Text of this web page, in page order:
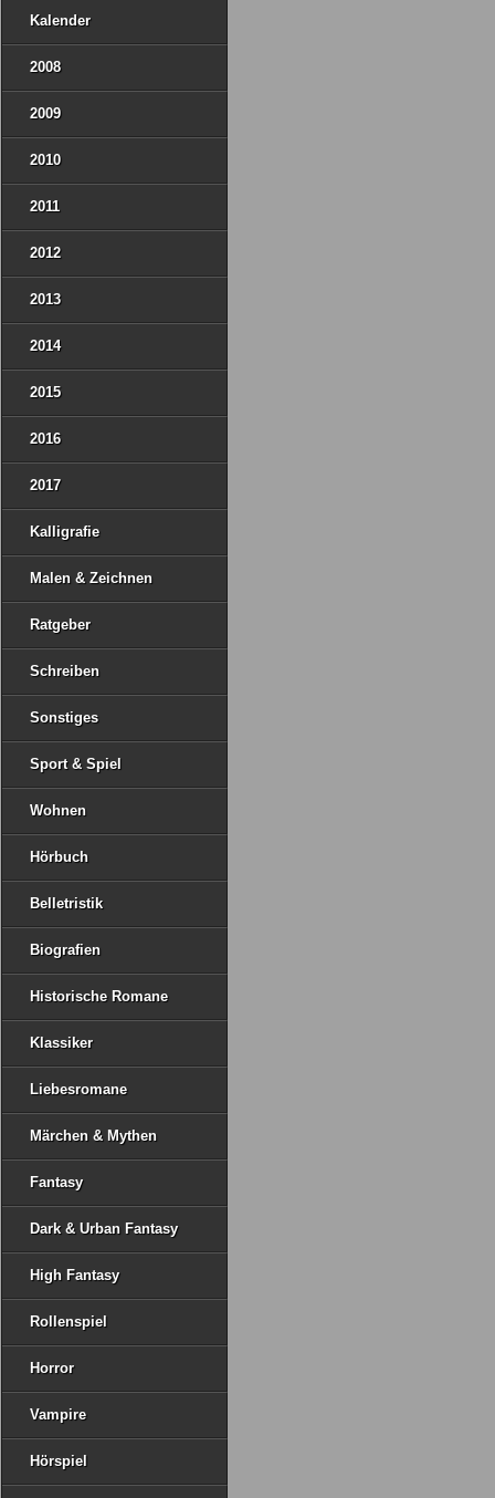
Kalender
2008
2009
2010
2011
2012
2013
2014
2015
2016
2017
Kalligrafie
Malen & Zeichnen
Ratgeber
Schreiben
Sonstiges
Sport & Spiel
Wohnen
Hörbuch
Belletristik
Biografien
Historische Romane
Klassiker
Liebesromane
Märchen & Mythen
Fantasy
Dark & Urban Fantasy
High Fantasy
Rollenspiel
Horror
Vampire
Hörspiel